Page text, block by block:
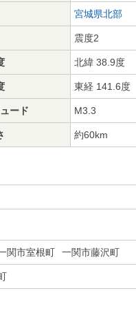
宮城県北部
震度2
北緯 38.9度
東経 141.6度
ード M3.3
約60km
関市室根町 一関市藤沢町